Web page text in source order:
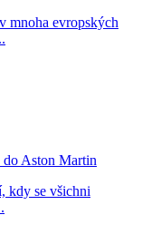
mnoha evropských
do Aston Martin
kdy se všichni